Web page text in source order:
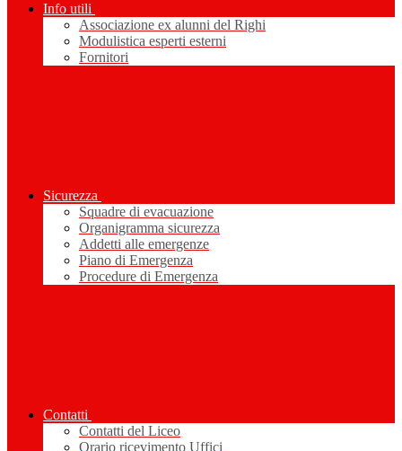
Info utili
Associazione ex alunni del Righi
Modulistica esperti esterni
Fornitori
Sicurezza
Squadre di evacuazione
Organigramma sicurezza
Addetti alle emergenze
Piano di Emergenza
Procedure di Emergenza
Contatti
Contatti del Liceo
Orario ricevimento Uffici